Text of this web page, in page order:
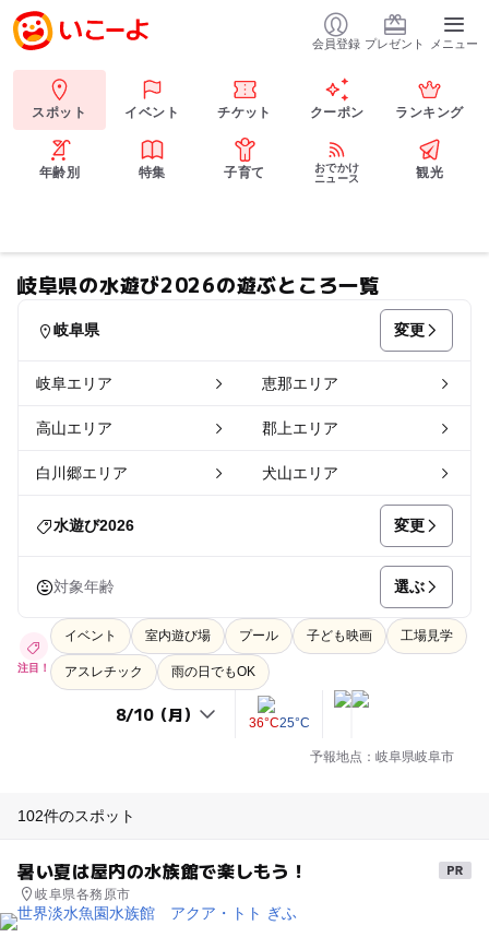
会員登録 プレゼント メニュー
スポット イベント チケット クーポン ランキング
年齢別 特集 子育て
おでかけ
ニュース
観光
岐阜県の水遊び2026の遊ぶところ一覧
岐阜県 変更
岐阜エリア 恵那エリア
高山エリア 郡上エリア
白川郷エリア 犬山エリア
水遊び2026 変更
対象年齢 選ぶ
注目！
イベント 室内遊び場 プール 子ども映画 工場見学
アスレチック 雨の日でもOK
36°C25°C
予報地点：岐阜県岐阜市
102件のスポット
暑い夏は屋内の水族館で楽しもう！
岐阜県各務原市